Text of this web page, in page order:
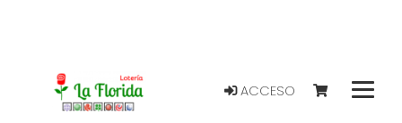
ACCESO